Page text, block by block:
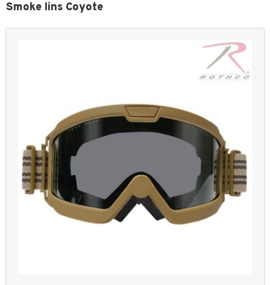
Smoke lins Coyote